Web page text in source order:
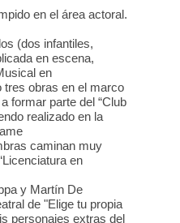
en el área actoral.
(dos infantiles,
en escena,
en
tres obras en el marco
formar parte del “Club
realizado en la
caminan muy
en
y Martín De
de "Elige tu propia
personajes extras del